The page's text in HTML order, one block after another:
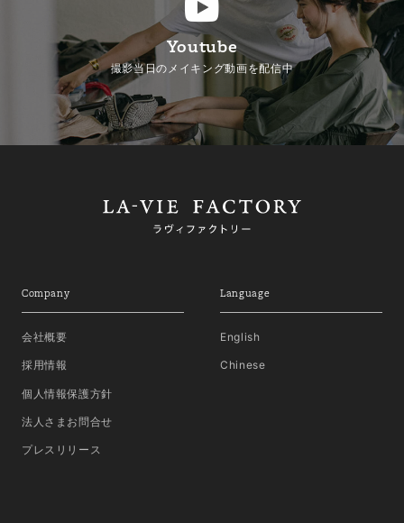
Youtube
撮影当日のメイキング動画を配信中
Company
会社概要
採用情報
個人情報保護方針
法人さまお問合せ
プレスリリース
Language
English
Chinese